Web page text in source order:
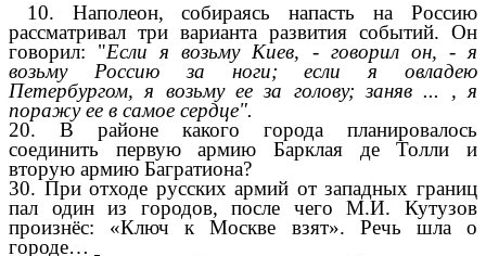
10. Наполеон, собираясь напасть на Россию
рассматривал три варианта развития событий. Он
говорил: "Если я возьму Киев, - говорил он, - я
возьму Россию за ноги; если я овладею
Петербургом, я возьму ее за голову; заняв ... , я
поражу ее в самое сердце".
20. В районе какого города планировалось
соединить первую армию Барклая де Толли и
вторую армию Багратиона?
30. При отходе русских армий от западных границ
пал один из городов, после чего М.И. Кутузов
произнёс: «Ключ к Москве взят». Речь шла о
городе…